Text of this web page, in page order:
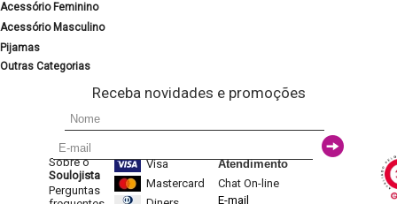
Acessório Feminino
Acessório Masculino
Pijamas
Outras Categorias
Receba novidades e promoções
Sobre o
Soulojista
Perguntas
Visa
Mastercard
Atendimento
Chat On-line
E-mail